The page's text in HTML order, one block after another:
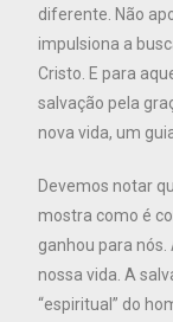
diferente. Não
impulsiona a
Cristo. E para
salvação pela
nova vida, um
Devemos notar
mostra como é
ganhou para
nossa vida. A
“espiritual” do